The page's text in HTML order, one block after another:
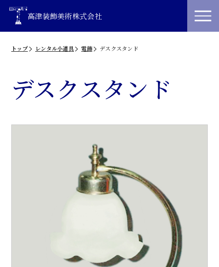
高津装飾美術株式会社
トップ レンタル小道具 電飾 デスクスタンド
デスクスタンド